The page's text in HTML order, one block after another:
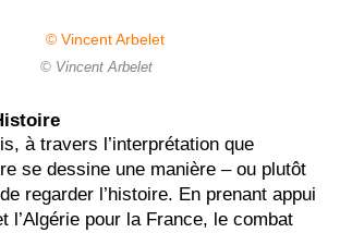
© Vincent Arbelet
à travers l’interprétation que
se dessine une manière – ou plutôt
regarder l’histoire. En prenant appui
l’Algérie pour la France, le combat